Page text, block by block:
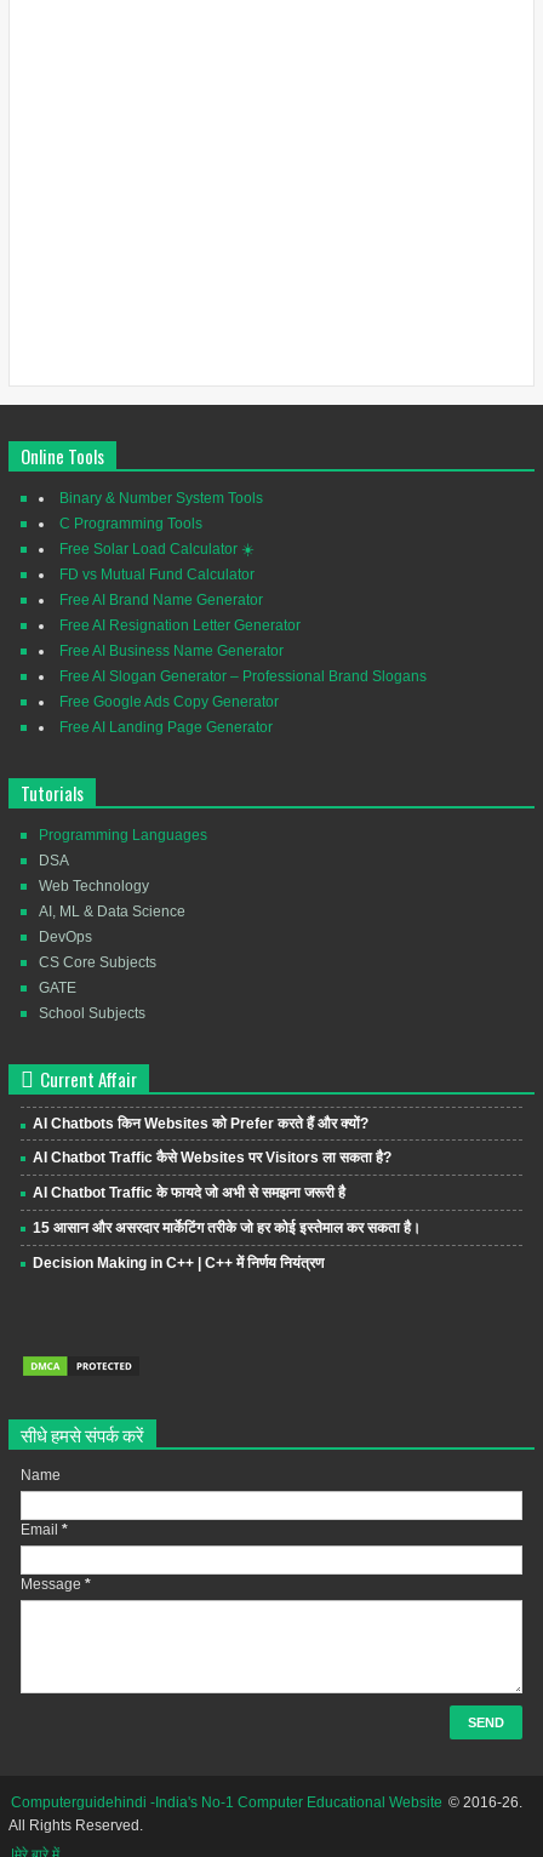
Online Tools
Binary & Number System Tools
C Programming Tools
Free Solar Load Calculator ☀️
FD vs Mutual Fund Calculator
Free AI Brand Name Generator
Free AI Resignation Letter Generator
Free AI Business Name Generator
Free AI Slogan Generator – Professional Brand Slogans
Free Google Ads Copy Generator
Free AI Landing Page Generator
Tutorials
Programming Languages
DSA
Web Technology
AI, ML & Data Science
DevOps
CS Core Subjects
GATE
School Subjects
Current Affair
AI Chatbots किन Websites को Prefer करते हैं और क्यों?
AI Chatbot Traffic कैसे Websites पर Visitors ला सकता है?
AI Chatbot Traffic के फायदे जो अभी से समझना जरूरी है
15 आसान और असरदार मार्केटिंग तरीके जो हर कोई इस्तेमाल कर सकता है।
Decision Making in C++ | C++ में निर्णय नियंत्रण
सीधे हमसे संपर्क करें
Name
Email *
Message *
Computerguidehindi -India's No-1 Computer Educational Website © 2016-26.
All Rights Reserved.